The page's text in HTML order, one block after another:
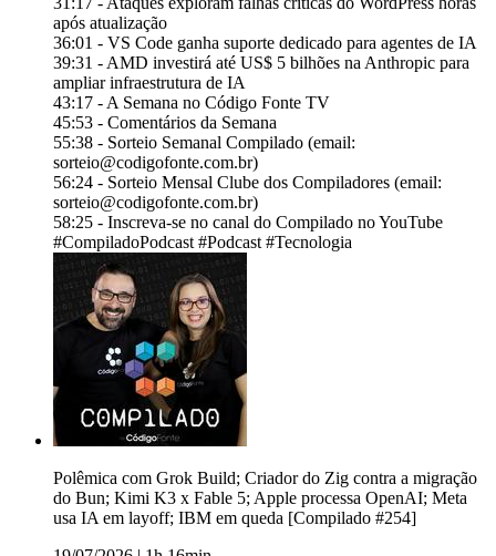
após atualização
36:01 - VS Code ganha suporte dedicado para agentes de IA
39:31 - AMD investirá até US$ 5 bilhões na Anthropic para
ampliar infraestrutura de IA
43:17 - A Semana no Código Fonte TV
45:53 - Comentários da Semana
55:38 - Sorteio Semanal Compilado (email:
sorteio@codigofonte.com.br)
56:24 - Sorteio Mensal Clube dos Compiladores (email:
sorteio@codigofonte.com.br)
58:25 - Inscreva-se no canal do Compilado no YouTube
#CompiladoPodcast #Podcast #Tecnologia
Polêmica com Grok Build; Criador do Zig contra a migração
do Bun; Kimi K3 x Fable 5; Apple processa OpenAI; Meta
usa IA em layoff; IBM em queda [Compilado #254]